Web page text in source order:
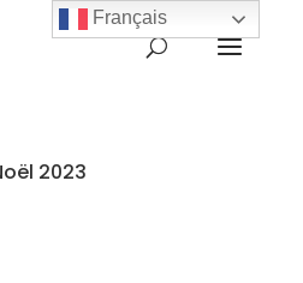
2023
Français